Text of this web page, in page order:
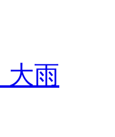
雨